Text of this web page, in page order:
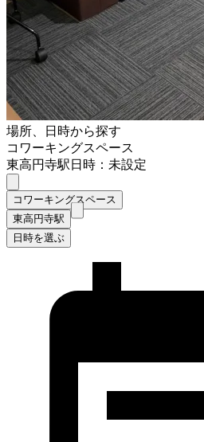
場所、日時から探す
コワーキングスペース
東高円寺駅日時：未設定
コワーキングスペース
東高円寺駅
日時を選ぶ